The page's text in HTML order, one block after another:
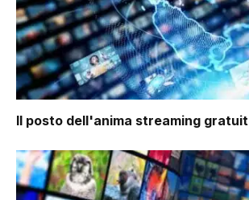
Il posto dell'anima streaming gratuit